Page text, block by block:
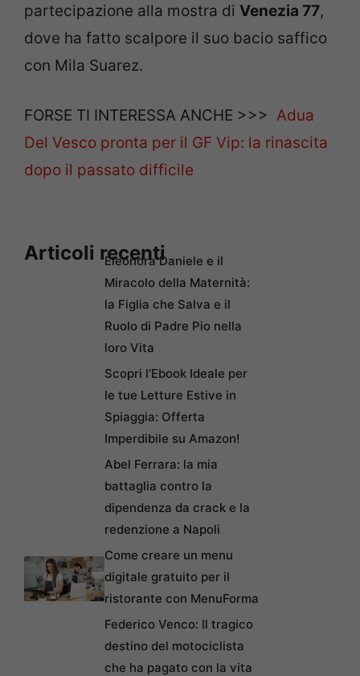
partecipazione alla mostra di Venezia 77,
dove ha fatto scalpore il suo bacio saffico
con Mila Suarez.
FORSE TI INTERESSA ANCHE >>> Adua
Del Vesco pronta per il GF Vip: la rinascita
dopo il passato difficile
Articoli recentiEleonora Daniele e il
Miracolo della Maternità:
la Figlia che Salva e il
Ruolo di Padre Pio nella
loro Vita
Scopri l’Ebook Ideale per
le tue Letture Estive in
Spiaggia: Offerta
Imperdibile su Amazon!
Abel Ferrara: la mia
battaglia contro la
dipendenza da crack e la
redenzione a Napoli
Come creare un menu
digitale gratuito per il
ristorante con MenuForma
Federico Venco: Il tragico
destino del motociclista
che ha pagato con la vita